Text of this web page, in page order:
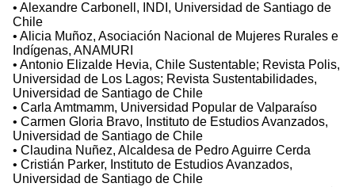
• Alexandre Carbonell, INDI, Universidad de Santiago de
Chile
• Alicia Muñoz, Asociación Nacional de Mujeres Rurales e
Indígenas, ANAMURI
• Antonio Elizalde Hevia, Chile Sustentable; Revista Polis,
Universidad de Los Lagos; Revista Sustentabilidades,
Universidad de Santiago de Chile
• Carla Amtmamm, Universidad Popular de Valparaíso
• Carmen Gloria Bravo, Instituto de Estudios Avanzados,
Universidad de Santiago de Chile
• Claudina Nuñez, Alcaldesa de Pedro Aguirre Cerda
• Cristián Parker, Instituto de Estudios Avanzados,
Universidad de Santiago de Chile